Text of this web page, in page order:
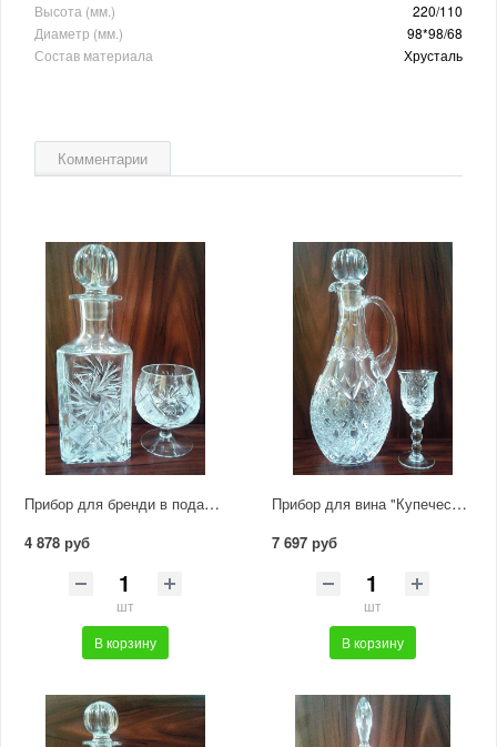
Высота (мм.)
220/110
Диаметр (мм.)
98*98/68
Состав материала
Хрусталь
Комментарии
Прибор для бренди в подарочной упаковке 6280 1000/1
4 878 руб
шт
В корзину
Прибор для вина "Купеческий" 6207 1000/33
7 697 руб
шт
В корзину